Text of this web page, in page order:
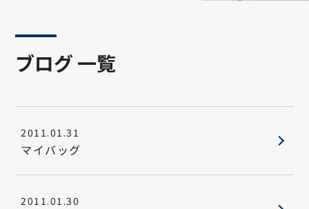
ブログ 一覧
2011.01.31
マイバッグ
2011.01.30